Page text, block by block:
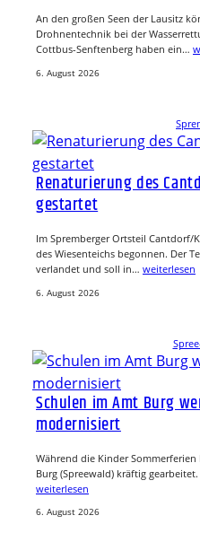
An den großen Seen der Lausitz
Drohnentechnik bei der
Cottbus-Senftenberg haben ein…
6. August 2026
Renaturierung des
gestartet
Im Spremberger Ortsteil
des Wiesenteichs begonnen. Der
verlandet und soll in… weiterlesen
6. August 2026
Schulen im Amt Burg
modernisiert
Während die Kinder
Burg (Spreewald) kräftig
weiterlesen
6. August 2026